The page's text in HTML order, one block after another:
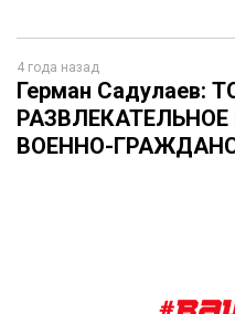
4 года назад
Герман Садулаев:
ВОЕННО-